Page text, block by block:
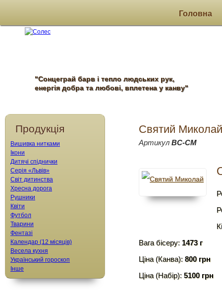
Головна
"Сонцеграй барв і тепло людських рук,
енергія добра та любові, вплетена у канву"
Святий Миколай
Артикул ВС-СМ
Вага бісеру: 1473 г
Ціна (Канва): 800 грн
Ціна (Набір): 5100 грн
Продукція
Вишивка нитками
Ікони
Дитячі спіднички
Серія «Львів»
Світ дитинства
Хресна дорога
Рушники
Квіти
Футбол
Тварини
Фентазі
Календар (12 місяців)
Весела кухня
Український гороскоп
Інше